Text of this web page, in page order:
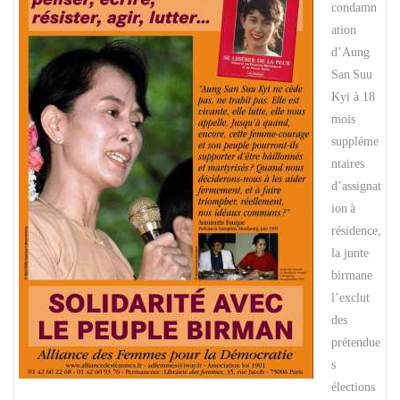
condamn
ation
d’Aung
San Suu
Kyi à 18
mois
suppléme
ntaires
d’assignat
ion à
résidence,
la junte
birmane
l’exclut
des
prétendue
s
élections